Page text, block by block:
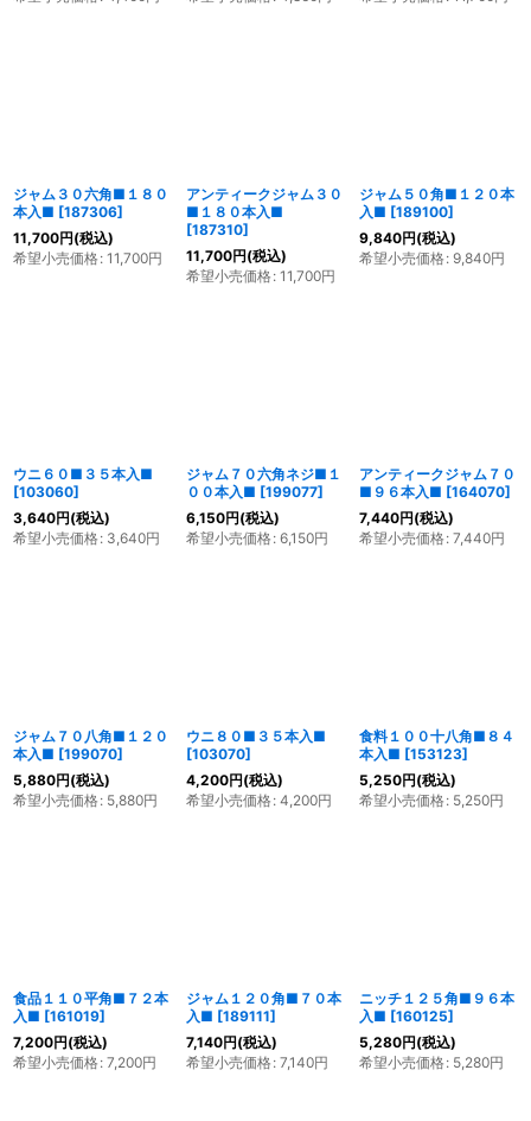
ジャム３０六角■１８０
本入■ [187306]
11,700円(税込)
希望小売価格: 11,700円
アンティークジャム３０
■１８０本入■
[187310]
11,700円(税込)
希望小売価格: 11,700円
ジャム５０角■１２０本
入■ [189100]
9,840円(税込)
希望小売価格: 9,840円
ウニ６０■３５本入■
[103060]
3,640円(税込)
希望小売価格: 3,640円
ジャム７０六角ネジ■１
００本入■ [199077]
6,150円(税込)
希望小売価格: 6,150円
アンティークジャム７０
■９６本入■ [164070]
7,440円(税込)
希望小売価格: 7,440円
ジャム７０八角■１２０
本入■ [199070]
5,880円(税込)
希望小売価格: 5,880円
ウニ８０■３５本入■
[103070]
4,200円(税込)
希望小売価格: 4,200円
食料１００十八角■８４
本入■ [153123]
5,250円(税込)
希望小売価格: 5,250円
食品１１０平角■７２本
入■ [161019]
7,200円(税込)
希望小売価格: 7,200円
ジャム１２０角■７０本
入■ [189111]
7,140円(税込)
希望小売価格: 7,140円
ニッチ１２５角■９６本
入■ [160125]
5,280円(税込)
希望小売価格: 5,280円